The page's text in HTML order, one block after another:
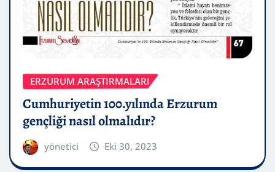
ERZURUM ARAŞTIRMALARI
Cumhuriyetin 100.yılında Erzurum
gençliği nasıl olmalıdır?
yönetici Eki 30, 2023